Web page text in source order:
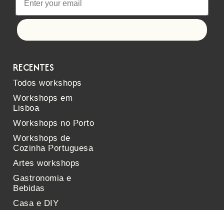
RECENTES
Todos workshops
Workshops em
Lisboa
Workshops no Porto
Workshops de
Cozinha Portuguesa
Artes workshops
Gastronomia e
Bebidas
Casa e DIY